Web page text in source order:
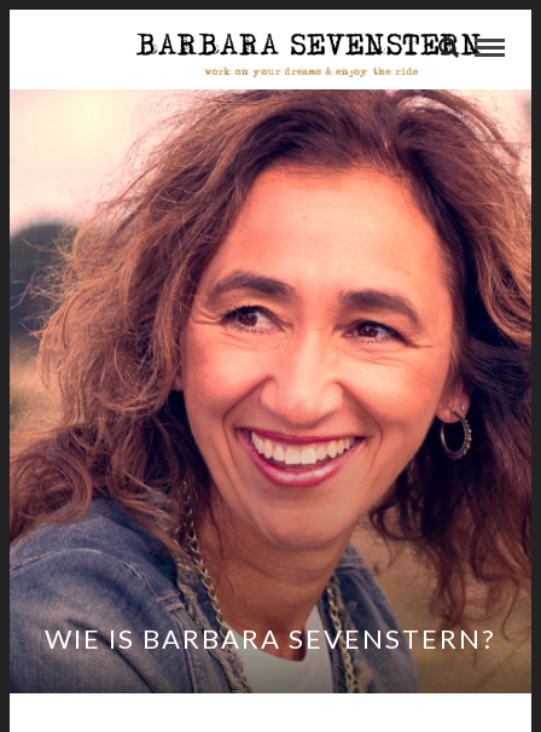
WIE IS BARBARA SEVENSTERN?